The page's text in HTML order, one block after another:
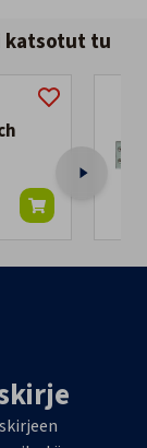
katsotut